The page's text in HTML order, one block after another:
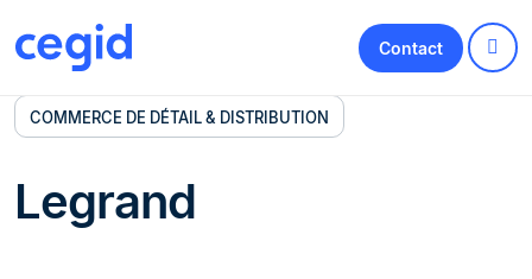
Contact
COMMERCE DE DÉTAIL & DISTRIBUTION
Legrand